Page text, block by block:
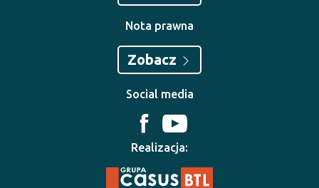
Nota prawna
Zobacz
Social media
Realizacja: